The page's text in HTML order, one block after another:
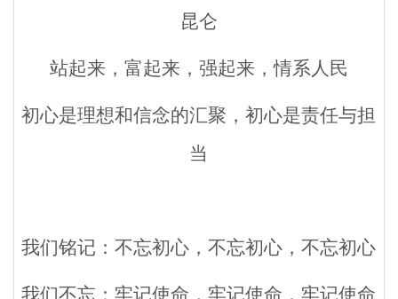
昆仑
站起来，富起来，强起来，情系人民
初心是理想和信念的汇聚，初心是责任与担
当
我们铭记：不忘初心，不忘初心，不忘初心
我们不忘：牢记使命，牢记使命，牢记使命